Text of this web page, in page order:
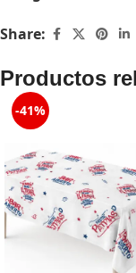
Share:
Productos
-41%